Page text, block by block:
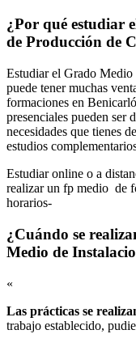
¿Por qué estudiar
de Producción de
Estudiar el Grado Medio
puede tener muchas
formaciones en
presenciales pueden ser
necesidades que tienes
estudios
Estudiar online o a
realizar un fp medio de
horarios-
¿Cuándo se
Medio de
«
Las prácticas se
trabajo establecido,